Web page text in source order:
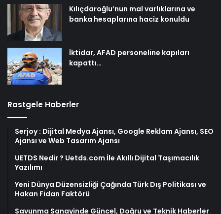
Kılıçdaroğlu’nun mal varlıklarına ve
banka hesaplarına haciz konuldu
İktidar, AFAD personeline kapıları
kapattı…
Rastgele Haberler
Serjoy : Dijital Medya Ajansı, Google Reklam Ajansı, SEO
Ajansı ve Web Tasarım Ajansı
UETDS Nedir ? Uetds.com İle Akıllı Dijital Taşımacılık
Yazılımı
Yeni Dünya Düzensizliği Çağında Türk Dış Politikası ve
Hakan Fidan Faktörü
Savunma Sanayinde Güncel, Doğru ve Teknik Haberler